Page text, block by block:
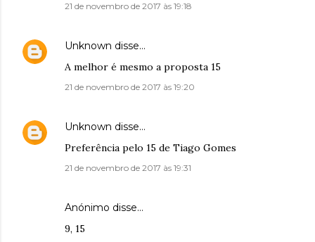
21 de novembro de 2017 às 19:18
Unknown disse…
A melhor é mesmo a proposta 15
21 de novembro de 2017 às 19:20
Unknown disse…
Preferência pelo 15 de Tiago Gomes
21 de novembro de 2017 às 19:31
Anónimo disse…
9, 15